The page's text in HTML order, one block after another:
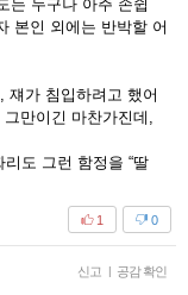
는 누구나 아주 손쉽
본인 외에는 반박할 어
쟤가 침입하려고 했어
만이긴 마찬가진데,
도 그런 함정을 “딸
0
1
신고 | 공감 확인